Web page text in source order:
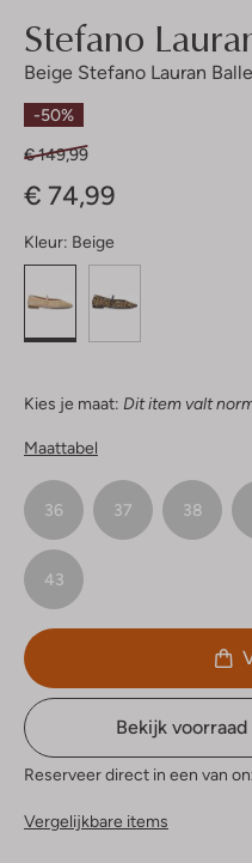
Stefano
Beige Stefano Lauran
-50%
€ 149,99
€ 74,99
Kleur: Beige
Kies je maat: Dit item valt
Maattabel
36 37 38
43
Bekijk
Reserveer direct in een van
Vergelijkbare items